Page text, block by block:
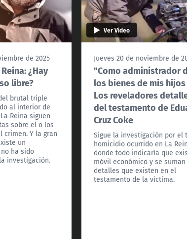
de 2025
¿Hay
libre?
brutal triple
al interior de
Reina siguen
sobre el o los
crimen. Y la gran
un
ha sido
investigación.
Ver Video
Jueves 20 de noviembre de
"Como administrador
los bienes de mis hijos
Los reveladores
del testamento de
Cruz Coke
Sigue la investigación por el
homicidio ocurrido en La
donde todo indicaría que
móvil económico y se
detalles que existen en el
testamento de la víctima.